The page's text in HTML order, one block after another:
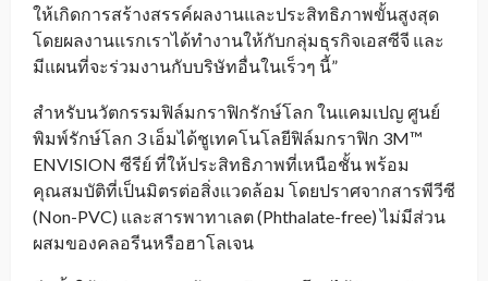
ให้เกิดการสร้างสรรค์ผลงานและประสิทธิภาพขั้นสูงสุด
โดยผลงานแรกเราได้ทำงานให้กับกลุ่มธุรกิจเอสซีจี และ
มีแผนที่จะร่วมงานกับบริษัทอื่นในเร็วๆ นี้”
สำหรับนวัตกรรมฟิล์มกราฟิกรักษ์โลก ในแคมเปญ ศูนย์
พิมพ์รักษ์โลก 3 เอ็มได้ชูเทคโนโลยีฟิล์มกราฟิก 3M™
ENVISION ซีรีย์ ที่ให้ประสิทธิภาพที่เหนือชั้น พร้อม
คุณสมบัติที่เป็นมิตรต่อสิ่งแวดล้อม โดยปราศจากสารพีวีซี
(Non-PVC) และสารพาทาเลต (Phthalate-free) ไม่มีส่วน
ผสมของคลอรีนหรือฮาโลเจน